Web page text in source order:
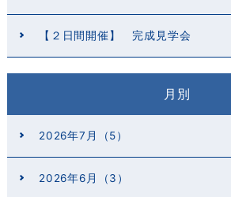
【２日間開催】 完成見学会
月別
2026年7月（5）
2026年6月（3）